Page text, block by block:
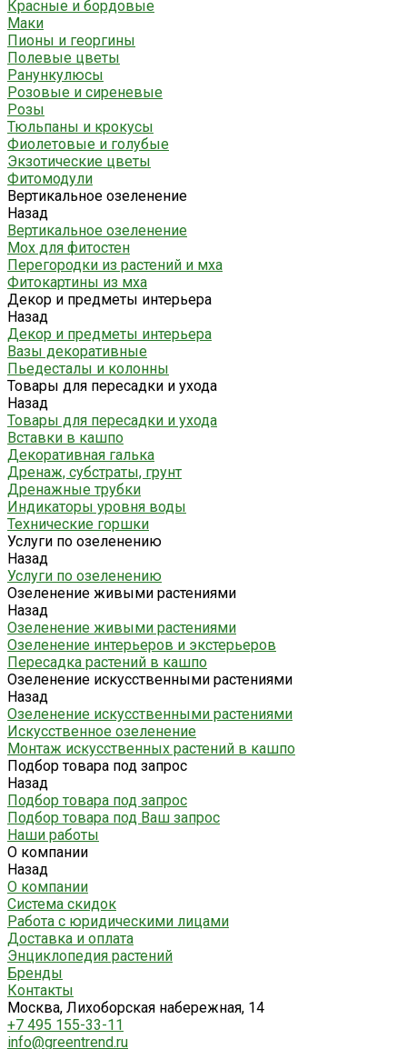
Красные и бордовые
Маки
Пионы и георгины
Полевые цветы
Ранункулюсы
Розовые и сиреневые
Розы
Тюльпаны и крокусы
Фиолетовые и голубые
Экзотические цветы
Фитомодули
Вертикальное озеленение
Назад
Вертикальное озеленение
Мох для фитостен
Перегородки из растений и мха
Фитокартины из мха
Декор и предметы интерьера
Назад
Декор и предметы интерьера
Вазы декоративные
Пьедесталы и колонны
Товары для пересадки и ухода
Назад
Товары для пересадки и ухода
Вставки в кашпо
Декоративная галька
Дренаж, субстраты, грунт
Дренажные трубки
Индикаторы уровня воды
Технические горшки
Услуги по озеленению
Назад
Услуги по озеленению
Озеленение живыми растениями
Назад
Озеленение живыми растениями
Озеленение интерьеров и экстерьеров
Пересадка растений в кашпо
Озеленение искусственными растениями
Назад
Озеленение искусственными растениями
Искусственное озеленение
Монтаж искусственных растений в кашпо
Подбор товара под запрос
Назад
Подбор товара под запрос
Подбор товара под Ваш запрос
Наши работы
О компании
Назад
О компании
Система скидок
Работа с юридическими лицами
Доставка и оплата
Энциклопедия растений
Бренды
Контакты
Москва, Лихоборская набережная, 14
+7 495 155-33-11
info@greentrend.ru